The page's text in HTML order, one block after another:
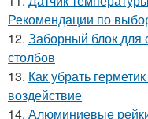
Рекомендации по
12. Заборный блок для
столбов
13. Как убрать
воздействие
14. Алюминиевые